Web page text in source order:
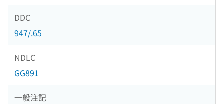
DDC
947/.65
NDLC
GG891
一般注記